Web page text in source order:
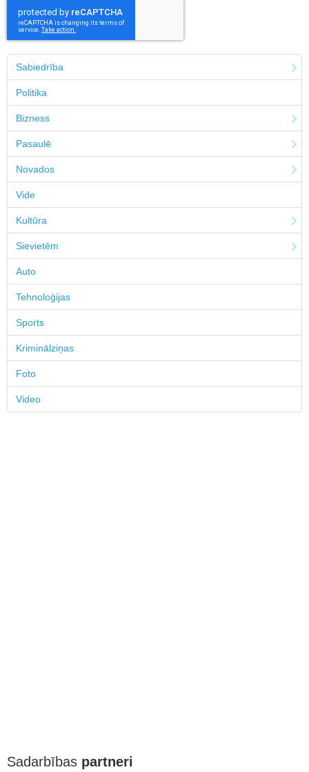
Sabiedrība
Politika
Bizness
Pasaulē
Novados
Vide
Kultūra
Sievietēm
Auto
Tehnoloģijas
Sports
Kriminālziņas
Foto
Video
Sadarbības partneri